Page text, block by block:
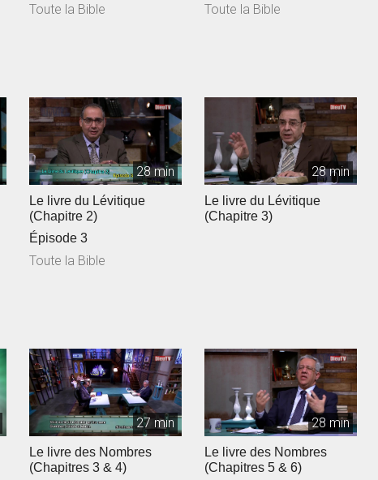
Toute la Bible Toute la Bible
28 min
Le livre du Lévitique
(Chapitre 2)
Épisode 3
Toute la Bible
28 min
Le livre du Lévitique
(Chapitre 3)
27 min
Le livre des Nombres
(Chapitres 3 & 4)
28 min
Le livre des Nombres
(Chapitres 5 & 6)